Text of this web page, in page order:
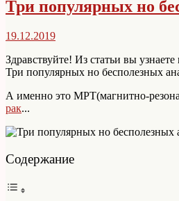
Три популярных но
19.12.2019
Здравствуйте! Из статьи вы
Три популярных но бесполезных
А именно это МРТ(магнитно-
рак...
Содержание